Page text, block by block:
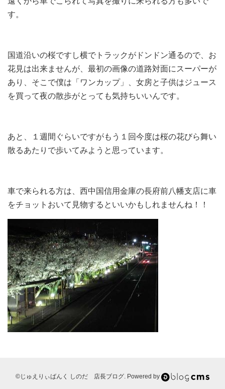
す。
国道沿いの桜ですし横でトラックがドンドン通るので、お
花見は出来ませんが、最初の画像の道路対面にスーパーが
あり、そこで僕は「ワンカップ」、女房と子供はジュース
を買って夜の散歩がとっても気持ちいいんです。
あと、１週間ぐらいですがもう１回今度は桜の花びら舞い
散るあたりで歩いてみようと思っています。
車で来られる方は、西中国信用金庫の長府前八幡支店に車
をチョットおいて見物するといいかもしれませんね！！
©じゅえりぃばんく しのだ 店長ブログ. Powered by